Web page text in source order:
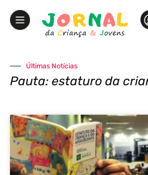
Últimas Notícias
Pauta: estaturo da